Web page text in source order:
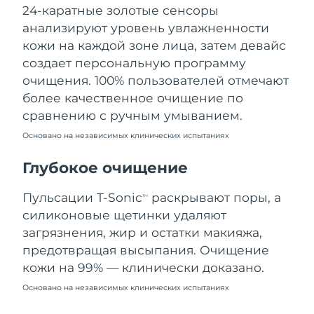
24-каратные золотые сенсоры
анализируют уровень увлажненности
кожи на каждой зоне лица, затем девайс
создает персональную программу
очищения. 100% пользователей отмечают
более качественное очищение по
сравнению с ручным умыванием.
Основано на независимых клинических испытаниях
Глубокое очищение
Пульсации T-SonicTM
раскрывают поры, а
силиконовые щетинки удаляют
загрязнения, жир и остатки макияжа,
предотвращая высыпания. Очищение
кожи на 99% — клинически доказано.
Основано на независимых клинических испытаниях
Ливан
Ожидаемая дата доставки
10.08.2026
Литва
Ожидаемая дата доставки
09.08.2026
Люксембург
Ожидаемая дата доставки
Ожидаемая дата доставки
Мальта
Ожидаемая дата доставки
09.08.2026
Мексика
Ожидаемая дата доставки
13.08.2026